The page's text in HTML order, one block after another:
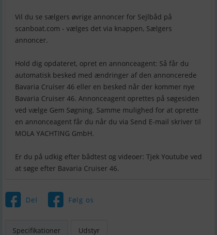
Vil du se sælgers øvrige annoncer for Sejlbåd på
scanboat.com - vælges det via knappen, Sælgers
annoncer.
Hold dig opdateret, opret en annonceagent: Så får du
automatisk besked med ændringer af den annoncerede
Bavaria Cruiser 46 eller en besked når der kommer nye
Bavaria Cruiser 46. Annonceagent oprettes på søgesiden
ved vælge Gem Søgning. Samme mulighed for at oprette
en annonceagent får du når du via Send E-mail skriver til
MOLA YACHTING GmbH.
Er du på udkig efter bådtest og videoer: Tjek Youtube ved
Del Følg os
Specifikationer Udstyr